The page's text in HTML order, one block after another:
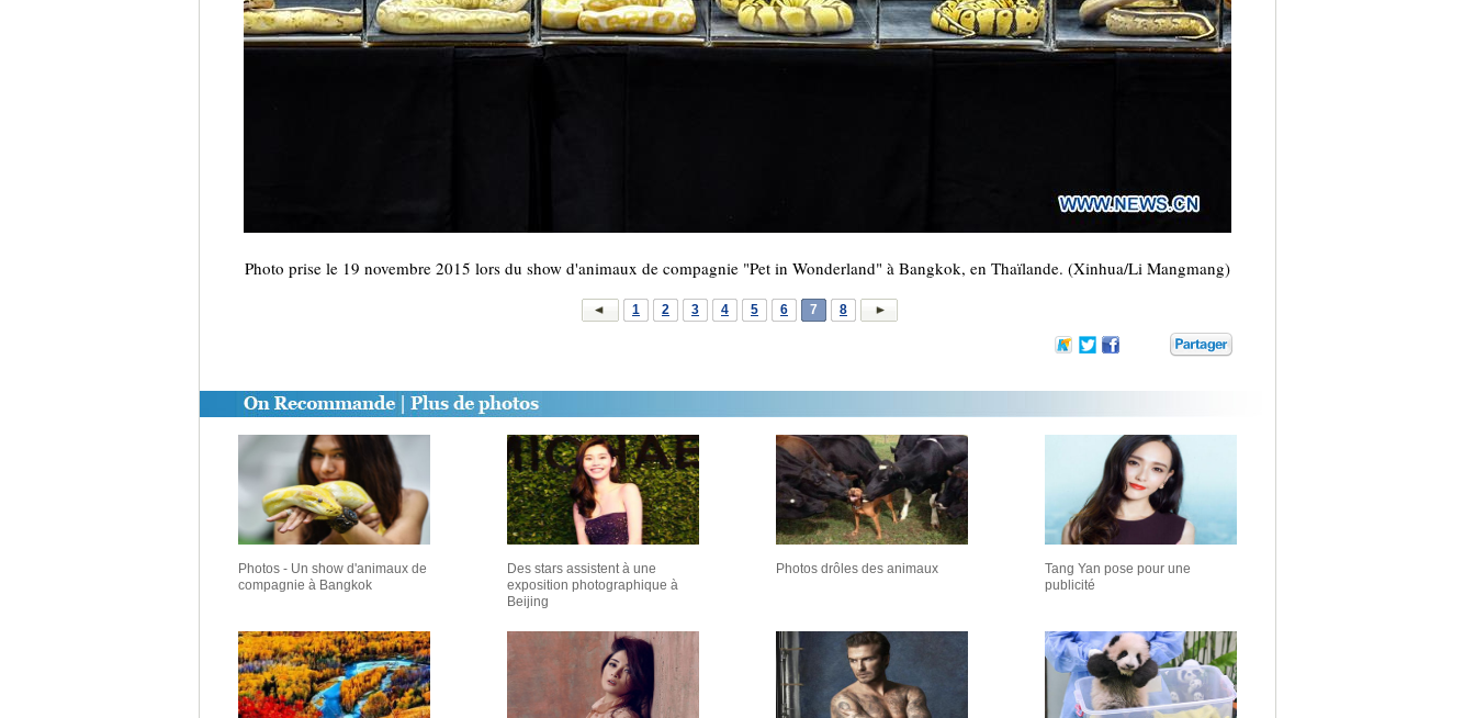
Photo prise le 19 novembre 2015 lors du show d'animaux de compagnie "Pet in Wonderland" à Bangkok, en Thaïlande. (Xinhua/Li Mangmang)
1 2 3 4 5 6 7 8
Photos - Un show d'animaux de
compagnie à Bangkok
Des stars assistent à une
exposition photographique à
Beijing
Photos drôles des animaux
Tang Yan pose pour une
publicité